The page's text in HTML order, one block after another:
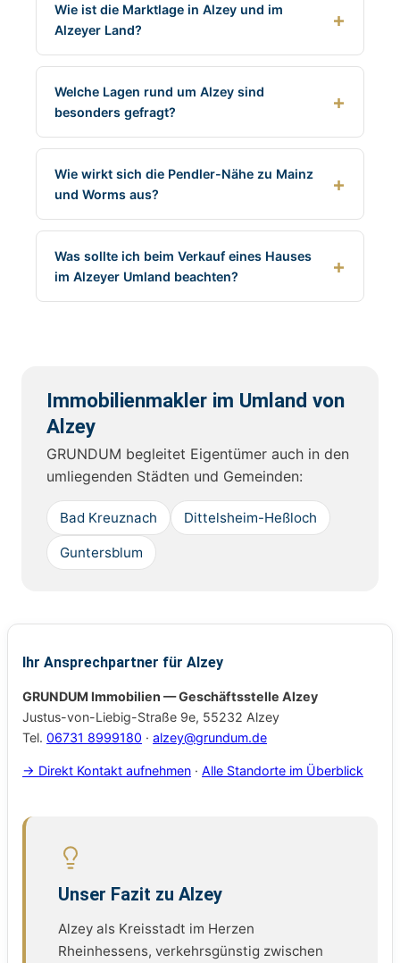
Wie ist die Marktlage in Alzey und im
Alzeyer Land?
Welche Lagen rund um Alzey sind
besonders gefragt?
Wie wirkt sich die Pendler-Nähe zu Mainz
und Worms aus?
Was sollte ich beim Verkauf eines Hauses
im Alzeyer Umland beachten?
Immobilienmakler im Umland von
Alzey
GRUNDUM begleitet Eigentümer auch in den
umliegenden Städten und Gemeinden:
Bad Kreuznach Dittelsheim-Heßloch
Guntersblum
Ihr Ansprechpartner für Alzey
GRUNDUM Immobilien — Geschäftsstelle Alzey
Justus-von-Liebig-Straße 9e, 55232 Alzey
Tel. 06731 8999180 · alzey@grundum.de
→ Direkt Kontakt aufnehmen · Alle Standorte im Überblick
Unser Fazit zu Alzey
Alzey als Kreisstadt im Herzen
Rheinhessens, verkehrsgünstig zwischen